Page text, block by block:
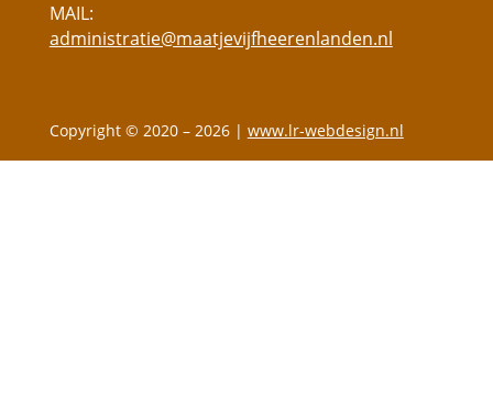
MAIL:
administratie@maatjevijfheerenlanden.nl
Copyright © 2020 – 2026 | www.lr-webdesign.nl